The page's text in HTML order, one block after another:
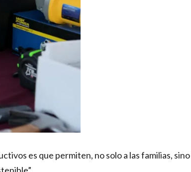
es que permiten, no solo a las familias, sino